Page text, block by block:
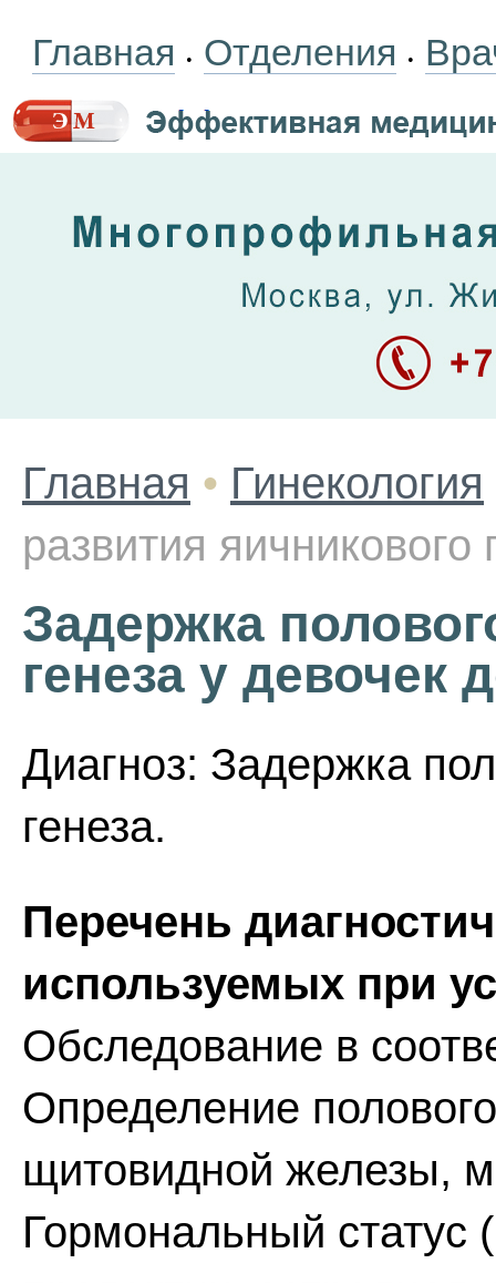
Главная • Отделения •
Главная • Гинекология
развития яичникового
Задержка
генеза у девочек
Диагноз: Задержка
генеза.
Перечень
используемых при
Обследование в
Определение
щитовидной железы,
Гормональный статус